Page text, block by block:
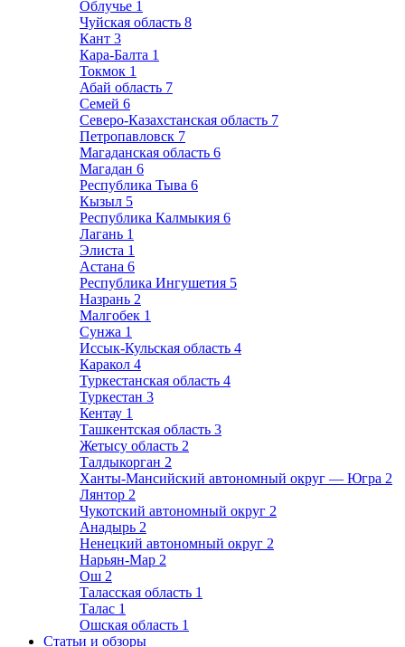
Облучье 1
Чуйская область 8
Кант 3
Кара-Балта 1
Токмок 1
Абай область 7
Семей 6
Северо-Казахстанская область 7
Петропавловск 7
Магаданская область 6
Магадан 6
Республика Тыва 6
Кызыл 5
Республика Калмыкия 6
Лагань 1
Элиста 1
Астана 6
Республика Ингушетия 5
Назрань 2
Малгобек 1
Сунжа 1
Иссык-Кульская область 4
Каракол 4
Туркестанская область 4
Туркестан 3
Кентау 1
Ташкентская область 3
Жетысу область 2
Талдыкорган 2
Ханты-Мансийский автономный округ — Югра 2
Лянтор 2
Чукотский автономный округ 2
Анадырь 2
Ненецкий автономный округ 2
Нарьян-Мар 2
Ош 2
Таласская область 1
Талас 1
Ошская область 1
Статьи и обзоры